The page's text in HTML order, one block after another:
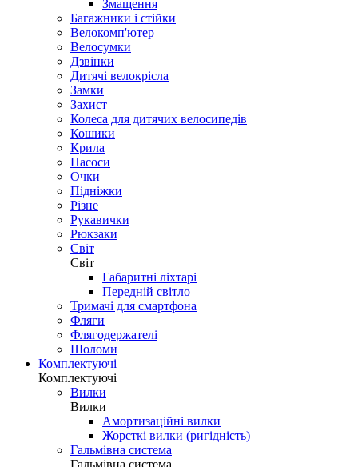
Змащення
Багажники і стійки
Велокомп'ютер
Велосумки
Дзвінки
Дитячі велокрісла
Замки
Захист
Колеса для дитячих велосипедів
Кошики
Крила
Насоси
Очки
Підніжки
Різне
Рукавички
Рюкзаки
Світ
Світ
Габаритні ліхтарі
Передній світло
Тримачі для смартфона
Фляги
Флягодержателі
Шоломи
Комплектуючі
Комплектуючі
Вилки
Вилки
Амортизаційні вилки
Жорсткі вилки (ригідність)
Гальмівна система
Гальмівна система